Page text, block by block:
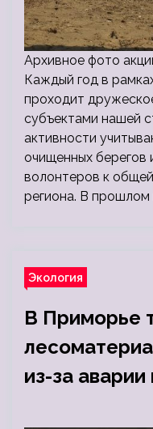
Архивное фото
Каждый год в
проходит
субъектами нашей
активности
очищенных берегов
волонтеров к
региона. В прошлом
Экология
В Приморье
из-за аварии